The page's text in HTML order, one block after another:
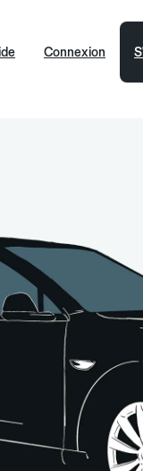
Connexion